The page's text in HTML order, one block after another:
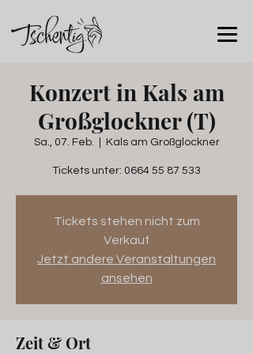
Konzert in Kals am
Großglockner (T)
Sa., 07. Feb. Kals am Großglockner
Tickets unter: 0664 55 87 533
Tickets stehen nicht zum
Verkauf
Jetzt andere Veranstaltungen
ansehen
Zeit & Ort